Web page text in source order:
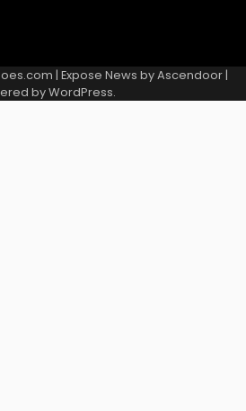
| Expose News byAscendoor|
byWordPress.